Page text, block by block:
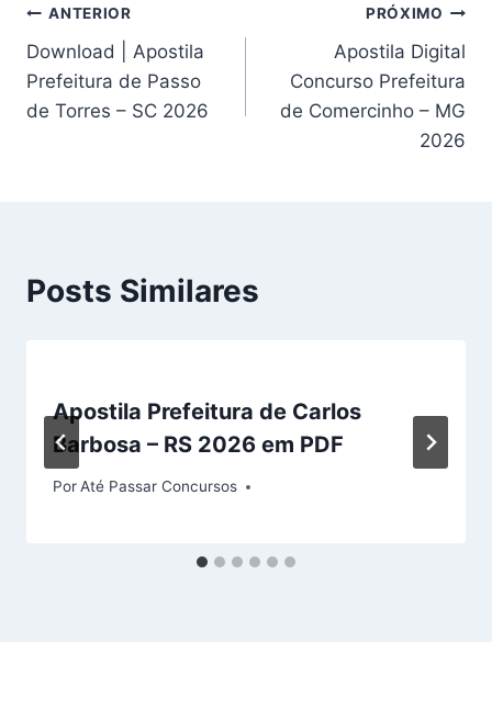
Navegação
de
Post
ANTERIOR
Download | Apostila
Prefeitura de Passo
de Torres – SC 2026
PRÓXIMO
Apostila Digital
Concurso Prefeitura
de Comercinho – MG
2026
Posts Similares
Apostila Prefeitura de Carlos
Barbosa – RS 2026 em PDF
PorAté Passar Concursos